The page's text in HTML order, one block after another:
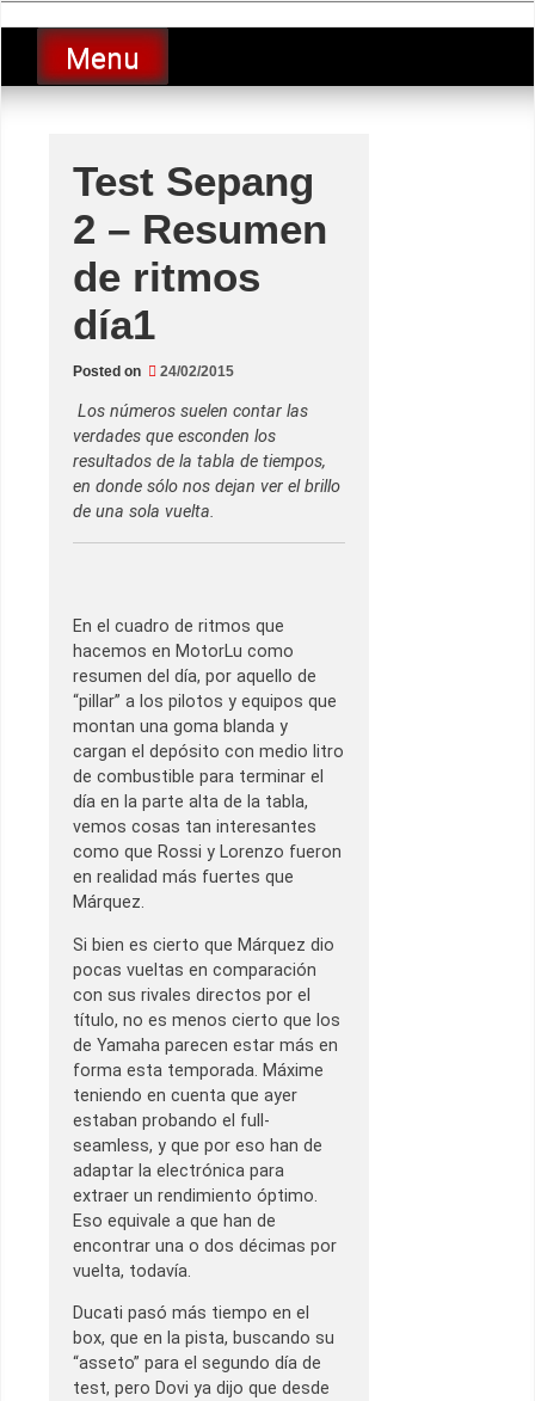
to
contentLucio Lopez GP
luciolopezgp
Menu
Test Sepang
2 – Resumen
de ritmos
día1
Posted on 24/02/2015
Los números suelen contar las
verdades que esconden los
resultados de la tabla de tiempos,
en donde sólo nos dejan ver el brillo
de una sola vuelta.
En el cuadro de ritmos que
hacemos en MotorLu como
resumen del día, por aquello de
“pillar” a los pilotos y equipos que
montan una goma blanda y
cargan el depósito con medio litro
de combustible para terminar el
día en la parte alta de la tabla,
vemos cosas tan interesantes
como que Rossi y Lorenzo fueron
en realidad más fuertes que
Márquez.
Si bien es cierto que Márquez dio
pocas vueltas en comparación
con sus rivales directos por el
título, no es menos cierto que los
de Yamaha parecen estar más en
forma esta temporada. Máxime
teniendo en cuenta que ayer
estaban probando el full-
seamless, y que por eso han de
adaptar la electrónica para
extraer un rendimiento óptimo.
Eso equivale a que han de
encontrar una o dos décimas por
vuelta, todavía.
Ducati pasó más tiempo en el
box, que en la pista, buscando su
“asseto” para el segundo día de
test, pero Dovi ya dijo que desde